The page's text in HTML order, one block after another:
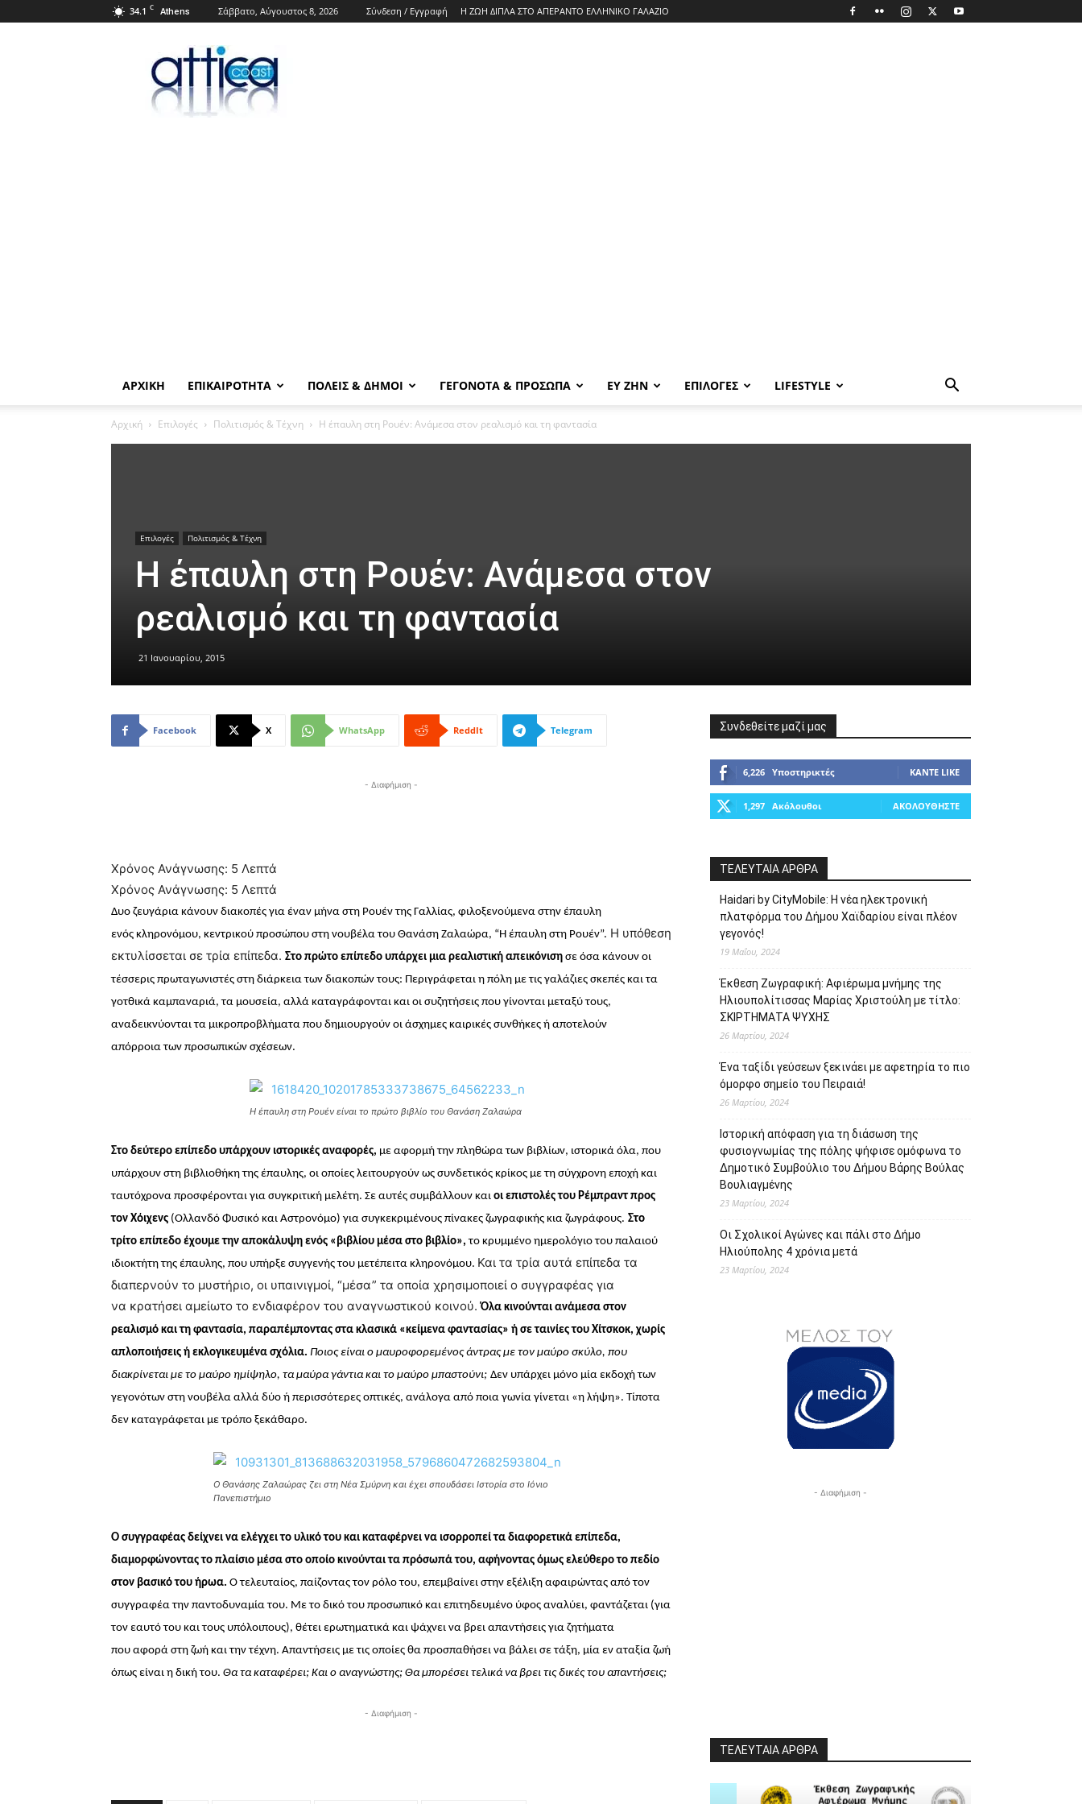
34.1 C Athens Σάββατο, Αύγουστος 8, 2026 Σύνδεση / Εγγραφή Η ΖΩΗ ΔΙΠΛΑ ΣΤΟ ΑΠΕΡΑΝΤΟ ΕΛΛΗΝΙΚΟ ΓΑΛΑΖΙΟ
Attica
Coast.gr
ΑΡΧΙΚΗ ΕΠΙΚΑΙΡΟΤΗΤΑ ΠΟΛΕΙΣ & ΔΗΜΟΙ ΓΕΓΟΝΟΤΑ & ΠΡΟΣΩΠΑ ΕΥ ΖΗΝ ΕΠΙΛΟΓΈΣ LIFESTYLE
Αρχική Επιλογές Πολιτισμός & Τέχνη Η έπαυλη στη Ρουέν: Ανάμεσα στον ρεαλισμό και τη φαντασία
Επιλογές Πολιτισμός & Τέχνη
Η έπαυλη στη Ρουέν: Ανάμεσα στον
ρεαλισμό και τη φαντασία
21 Ιανουαρίου, 2015
Facebook X WhatsApp ReddIt Telegram
- Διαφήμιση -
Χρόνος Ανάγνωσης: 5 Λεπτά
Χρόνος Ανάγνωσης: 5 Λεπτά
Δυο ζευγάρια κάνουν διακοπές για έναν μήνα στη Ρουέν της Γαλλίας, φιλοξενούμενα στην έπαυλη
ενός κληρονόμου, κεντρικού προσώπου στη νουβέλα του Θανάση Ζαλαώρα, “Η έπαυλη στη Ρουέν”. Η υπόθεση
εκτυλίσσεται σε τρία επίπεδα. Στο πρώτο επίπεδο υπάρχει μια ρεαλιστική απεικόνιση σε όσα κάνουν οι
τέσσερις πρωταγωνιστές στη διάρκεια των διακοπών τους: Περιγράφεται η πόλη με τις γαλάζιες σκεπές και τα
γοτθικά καμπαναριά, τα μουσεία, αλλά καταγράφονται και οι συζητήσεις που γίνονται μεταξύ τους,
αναδεικνύονται τα μικροπροβλήματα που δημιουργούν οι άσχημες καιρικές συνθήκες ή αποτελούν
απόρροια των προσωπικών σχέσεων.
Η έπαυλη στη Ρουέν είναι το πρώτο βιβλίο του Θανάση Ζαλαώρα
Στο δεύτερο επίπεδο υπάρχουν ιστορικές αναφορές, με αφορμή την πληθώρα των βιβλίων, ιστορικά όλα, που
υπάρχουν στη βιβλιοθήκη της έπαυλης, οι οποίες λειτουργούν ως συνδετικός κρίκος με τη σύγχρονη εποχή και
ταυτόχρονα προσφέρονται για συγκριτική μελέτη. Σε αυτές συμβάλλουν και οι επιστολές του Ρέμπραντ προς
τον Χόιχενς (Ολλανδό Φυσικό και Αστρονόμο) για συγκεκριμένους πίνακες ζωγραφικής κια ζωγράφους. Στο
τρίτο επίπεδο έχουμε την αποκάλυψη ενός «βιβλίου μέσα στο βιβλίο», το κρυμμένο ημερολόγιο του παλαιού
ιδιοκτήτη της έπαυλης, που υπήρξε συγγενής του μετέπειτα κληρονόμου. Και τα τρία αυτά επίπεδα τα
διαπερνούν το μυστήριο, οι υπαινιγμοί, “μέσα” τα οποία χρησιμοποιεί ο συγγραφέας για
να κρατήσει αμείωτο το ενδιαφέρον του αναγνωστικού κοινού.Όλα κινούνται ανάμεσα στον
ρεαλισμό και τη φαντασία, παραπέμποντας στα κλασικά «κείμενα φαντασίας» ή σε ταινίες του Χίτσκοκ, χωρίς
απλοποιήσεις ή εκλογικευμένα σχόλια. Ποιος είναι ο μαυροφορεμένος άντρας με τον μαύρο σκύλο, που
διακρίνεται με το μαύρο ημίψηλο, τα μαύρα γάντια και το μαύρο μπαστούνι; Δεν υπάρχει μόνο μία εκδοχή των
γεγονότων στη νουβέλα αλλά δύο ή περισσότερες οπτικές, ανάλογα από ποια γωνία γίνεται «η λήψη». Τίποτα
δεν καταγράφεται με τρόπο ξεκάθαρο.
Ο Θανάσης Ζαλαώρας ζει στη Νέα Σμύρνη και έχει σπουδάσει Ιστορία στο Ιόνιο
Πανεπιστήμιο
Ο συγγραφέας δείχνει να ελέγχει το υλικό του και καταφέρνει να ισορροπεί τα διαφορετικά επίπεδα,
διαμορφώνοντας το πλαίσιο μέσα στο οποίο κινούνται τα πρόσωπά του, αφήνοντας όμως ελεύθερο το πεδίο
στον βασικό του ήρωα. Ο τελευταίος, παίζοντας τον ρόλο του, επεμβαίνει στην εξέλιξη αφαιρώντας από τον
συγγραφέα την παντοδυναμία του. Με το δικό του προσωπικό και επιτηδευμένο ύφος αναλύει, φαντάζεται (για
τον εαυτό του και τους υπόλοιπους), θέτει ερωτηματικά και ψάχνει να βρει απαντήσεις για ζητήματα
που αφορά στη ζωή και την τέχνη. Απαντήσεις με τις οποίες θα προσπαθήσει να βάλει σε τάξη, μία εν αταξία ζωή
όπως είναι η δική του. Θα τα καταφέρει; Και ο αναγνώστης; Θα μπορέσει τελικά να βρει τις δικές του απαντήσεις;
- Διαφήμιση -
Συνδεθείτε μαζί μας
6,226 Υποστηρικτές ΚΆΝΤΕ LIKE
1,297 Ακόλουθοι ΑΚΟΛΟΥΘΉΣΤΕ
ΤΕΛΕΥΤΑΙΑ ΑΡΘΡΑ
Haidari by CityMobile: Η νέα ηλεκτρονική
πλατφόρμα του Δήμου Χαϊδαρίου είναι πλέον
γεγονός!
19 Μαΐου, 2024
Έκθεση Ζωγραφική: Αφιέρωμα μνήμης της
Ηλιουπολίτισσας Μαρίας Χριστούλη με τίτλο:
ΣΚΙΡΤΗΜΑΤΑ ΨΥΧΗΣ
26 Μαρτίου, 2024
Ένα ταξίδι γεύσεων ξεκινάει με αφετηρία το πιο
όμορφο σημείο του Πειραιά!
26 Μαρτίου, 2024
Ιστορική απόφαση για τη διάσωση της
φυσιογνωμίας της πόλης ψήφισε ομόφωνα το
Δημοτικό Συμβούλιο του Δήμου Βάρης Βούλας
Βουλιαγμένης
23 Μαρτίου, 2024
Οι Σχολικοί Αγώνες και πάλι στο Δήμο
Ηλιούπολης 4 χρόνια μετά
23 Μαρτίου, 2024
- Διαφήμιση -
ΤΕΛΕΥΤΑΙΑ ΑΡΘΡΑ